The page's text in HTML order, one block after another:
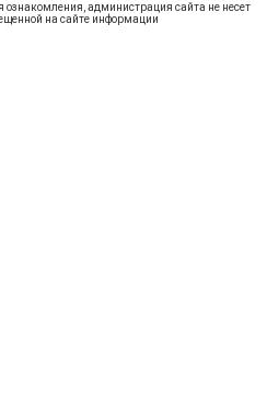
ознакомления, администрация сайта не несет
на сайте информации